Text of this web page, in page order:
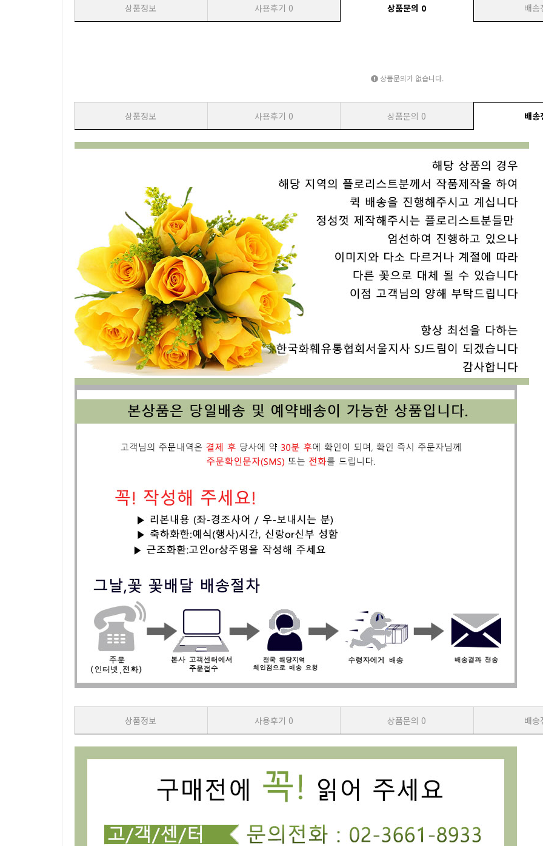
상품정보 사용후기 0 상품문의 0 배송
상품문의가 없습니다.
상품정보 사용후기 0 상품문의 0 배송
상품정보 사용후기 0 상품문의 0 배송